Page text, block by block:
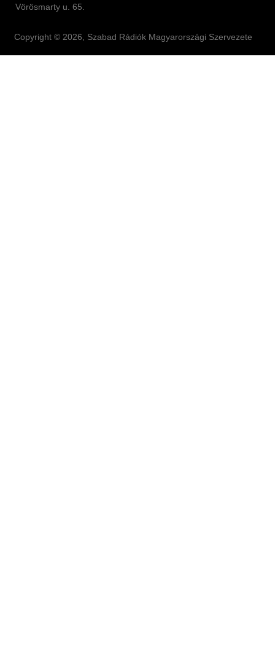
Vörösmarty u. 65.
Copyright © 2026, Szabad Rádiók Magyarországi Szervezete